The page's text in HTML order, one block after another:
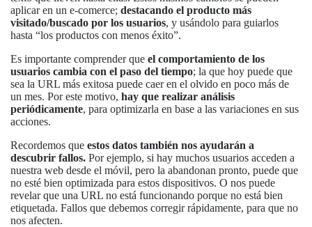
aplicar en un e-comerce; destacando el producto más
visitado/buscado por los usuarios, y usándolo para guiarlos
hasta “los productos con menos éxito”.
Es importante comprender que el comportamiento de los
usuarios cambia con el paso del tiempo; la que hoy puede que
sea la URL más exitosa puede caer en el olvido en poco más de
un mes. Por este motivo, hay que realizar análisis
periódicamente, para optimizarla en base a las variaciones en sus
acciones.
Recordemos que estos datos también nos ayudarán a
descubrir fallos. Por ejemplo, si hay muchos usuarios acceden a
nuestra web desde el móvil, pero la abandonan pronto, puede que
no esté bien optimizada para estos dispositivos. O nos puede
revelar que una URL no está funcionando porque no está bien
etiquetada. Fallos que debemos corregir rápidamente, para que no
nos afecten.